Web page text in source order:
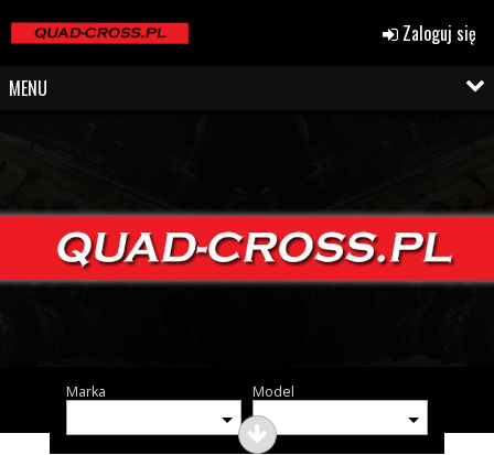
Zaloguj się
MENU
Marka Model